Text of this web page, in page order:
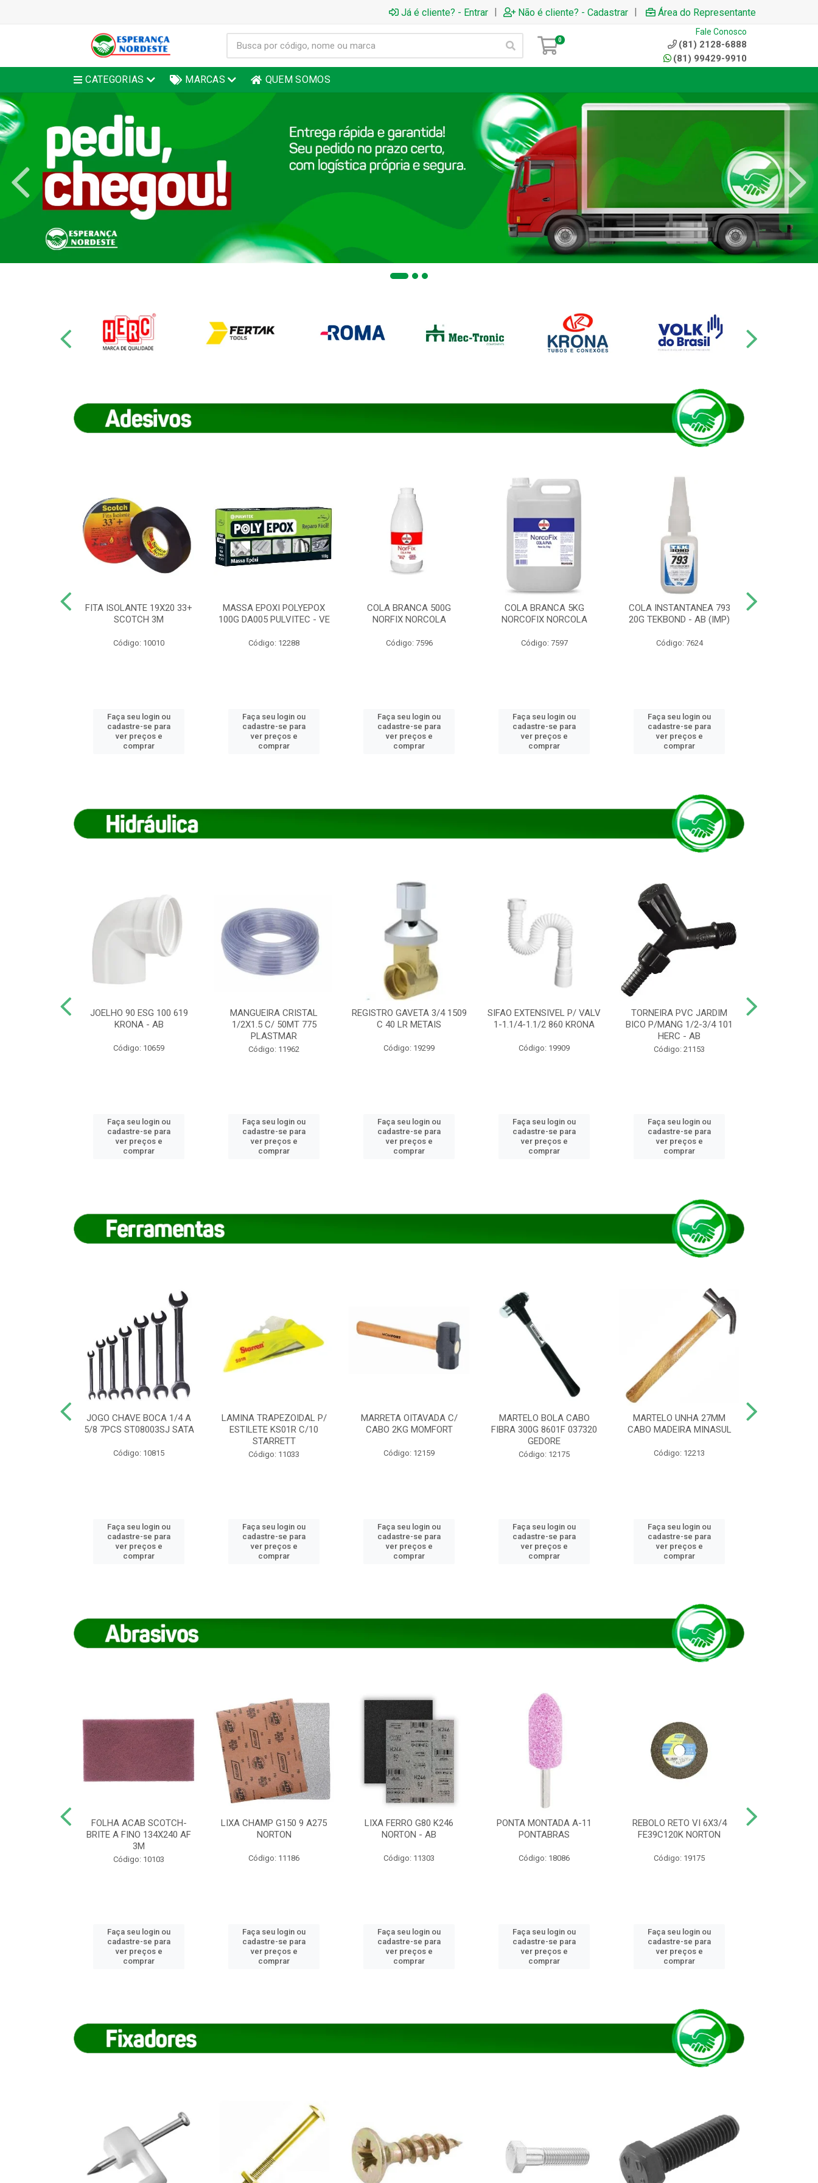
Já é cliente? - Entrar | Não é cliente? - Cadastrar | Área do Representante
0
Fale Conosco
(81) 2128-6888
(81) 99429-9910
CATEGORIAS MARCAS QUEM SOMOS
FITA ISOLANTE 19X20 33+
SCOTCH 3M
Código: 10010
Faça seu login ou
cadastre-se para
ver preços e
comprar
MASSA EPOXI POLYEPOX
100G DA005 PULVITEC - VE
Código: 12288
Faça seu login ou
cadastre-se para
ver preços e
comprar
COLA BRANCA 500G
NORFIX NORCOLA
Código: 7596
Faça seu login ou
cadastre-se para
ver preços e
comprar
COLA BRANCA 5KG
NORCOFIX NORCOLA
Código: 7597
Faça seu login ou
cadastre-se para
ver preços e
comprar
COLA INSTANTANEA 793
20G TEKBOND - AB (IMP)
Código: 7624
Faça seu login ou
cadastre-se para
ver preços e
comprar
JOELHO 90 ESG 100 619
KRONA - AB
Código: 10659
Faça seu login ou
cadastre-se para
ver preços e
comprar
MANGUEIRA CRISTAL
1/2X1.5 C/ 50MT 775
PLASTMAR
Código: 11962
Faça seu login ou
cadastre-se para
ver preços e
comprar
REGISTRO GAVETA 3/4 1509
C 40 LR METAIS
Código: 19299
Faça seu login ou
cadastre-se para
ver preços e
comprar
SIFAO EXTENSIVEL P/ VALV
1-1.1/4-1.1/2 860 KRONA
Código: 19909
Faça seu login ou
cadastre-se para
ver preços e
comprar
TORNEIRA PVC JARDIM
BICO P/MANG 1/2-3/4 101
HERC - AB
Código: 21153
Faça seu login ou
cadastre-se para
ver preços e
comprar
JOGO CHAVE BOCA 1/4 A
5/8 7PCS ST08003SJ SATA
Código: 10815
Faça seu login ou
cadastre-se para
ver preços e
comprar
LAMINA TRAPEZOIDAL P/
ESTILETE KS01R C/10
STARRETT
Código: 11033
Faça seu login ou
cadastre-se para
ver preços e
comprar
MARRETA OITAVADA C/
CABO 2KG MOMFORT
Código: 12159
Faça seu login ou
cadastre-se para
ver preços e
comprar
MARTELO BOLA CABO
FIBRA 300G 8601F 037320
GEDORE
Código: 12175
Faça seu login ou
cadastre-se para
ver preços e
comprar
MARTELO UNHA 27MM
CABO MADEIRA MINASUL
Código: 12213
Faça seu login ou
cadastre-se para
ver preços e
comprar
FOLHA ACAB SCOTCH-
BRITE A FINO 134X240 AF
3M
Código: 10103
Faça seu login ou
cadastre-se para
ver preços e
comprar
LIXA CHAMP G150 9 A275
NORTON
Código: 11186
Faça seu login ou
cadastre-se para
ver preços e
comprar
LIXA FERRO G80 K246
NORTON - AB
Código: 11303
Faça seu login ou
cadastre-se para
ver preços e
comprar
PONTA MONTADA A-11
PONTABRAS
Código: 18086
Faça seu login ou
cadastre-se para
ver preços e
comprar
REBOLO RETO VI 6X3/4
FE39C120K NORTON
Código: 19175
Faça seu login ou
cadastre-se para
ver preços e
comprar